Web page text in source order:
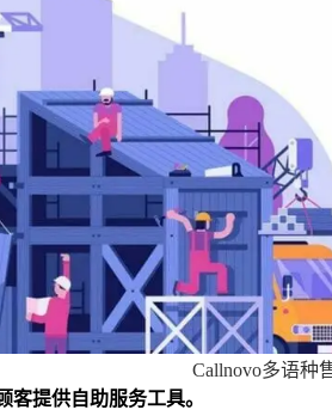
Callnovo多语种
客提供自助服务工具。